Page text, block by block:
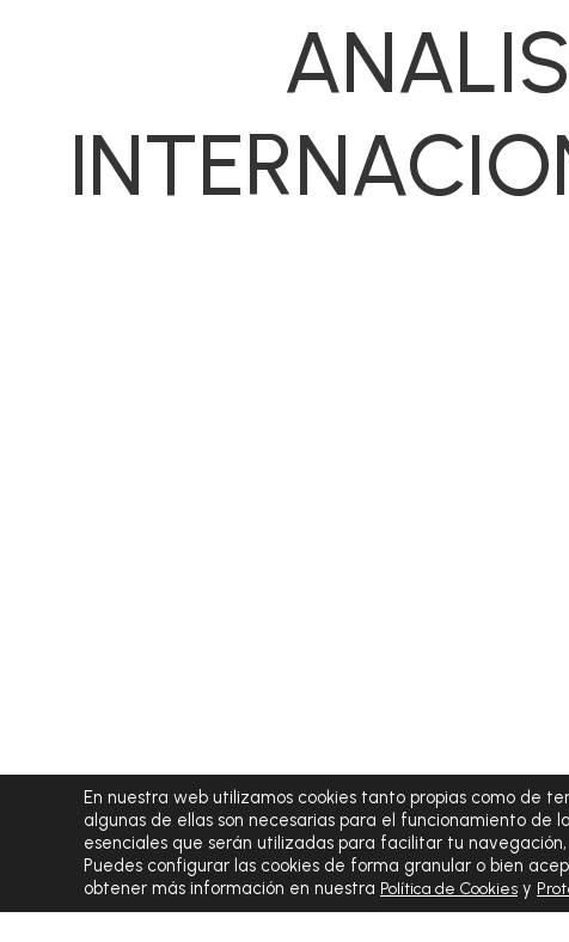
En nuestra web utilizamos cookies tanto propias como de
algunas de ellas son necesarias para el funcionamiento de
esenciales que serán utilizadas para facilitar tu
Puedes configurar las cookies de forma granular o bien
obtener más información en nuestra Política de Cookies y